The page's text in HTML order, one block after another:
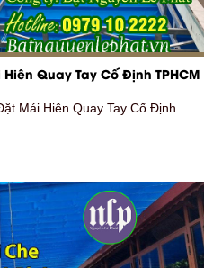
Quay Tay Cố Định TPHCM
Mái Hiên Quay Tay Cố Định